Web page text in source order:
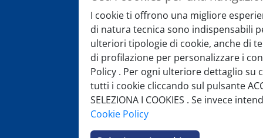
I cookie ti offrono una migliore
di natura tecnica sono indispensabili
ulteriori tipologie di cookie, anche di
di profilazione per personalizzare i
Policy . Per ogni ulteriore dettaglio su
tutti i cookie cliccando sul pulsante
SELEZIONA I COOKIES . Se invece
Cookie Policy
Registrati alla
E rimani sempre aggiornato su
speciali